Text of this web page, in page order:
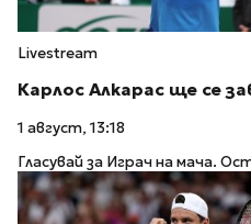
Livestream
Карлос Алкарас ще се
1 август, 13:18
Гласувай за Играч на мача.